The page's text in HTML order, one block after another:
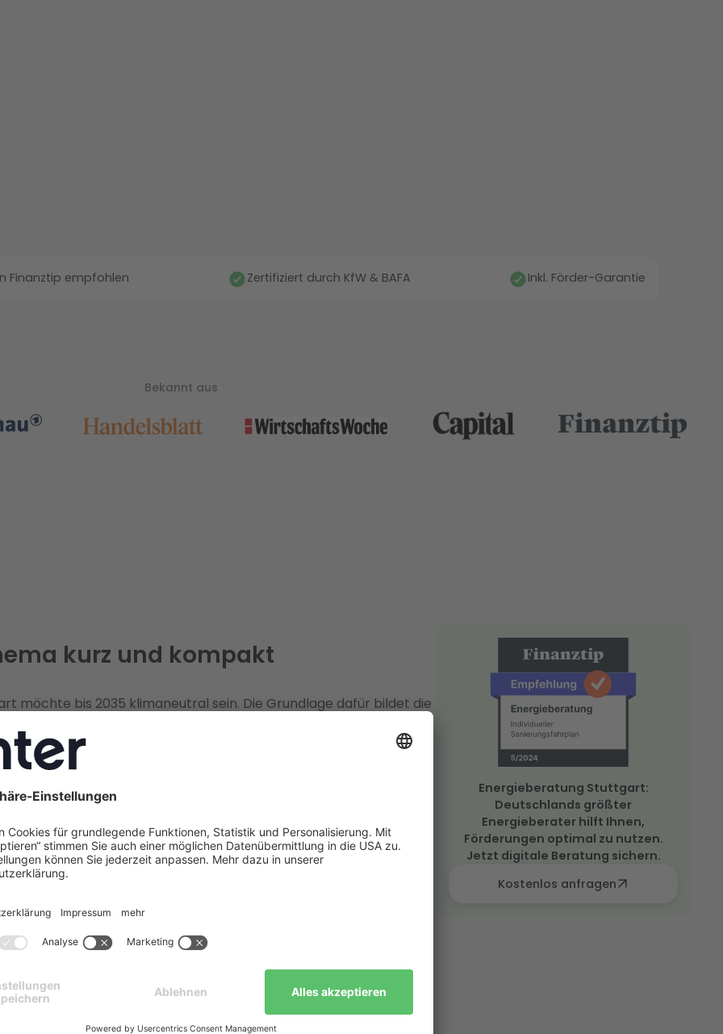
Finanztip empfohlen Zertifiziert durch KfW & BAFA Inkl. Förder-Garantie
Bekannt aus
kurz und kompakt
möchte bis 2035 klimaneutral sein. Die Grundlage dafür bildet die
McKinsey & Company gemeinsam mit der
erarbeitet hat.
fördert den Heizungstausch mit bis zu 70 %, das BAFA fördert
kommunale Programme hinzu: das Kommunale
Wohnen (ESP-Wohnen), das
(ÖAP) sowie die Stuttgarter Solaroffensive –
neuen Förderregeln seit Mai 2026.
bundesweit für Sie da und bietet direkten Zugang zu qualifizierten
So sichern Sie sich die maximale Fördersumme für Ihre
in Stuttgart.
Energieberatung Stuttgart:
Deutschlands größter
Energieberater hilft Ihnen,
Förderungen optimal zu nutzen.
Jetzt digitale Beratung sichern.
Kostenlos anfragen